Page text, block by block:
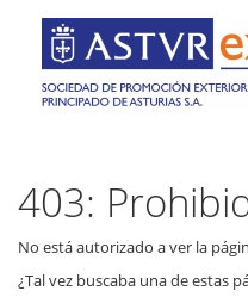
403:
No está autorizado a ver la
¿Tal vez buscaba una de estas